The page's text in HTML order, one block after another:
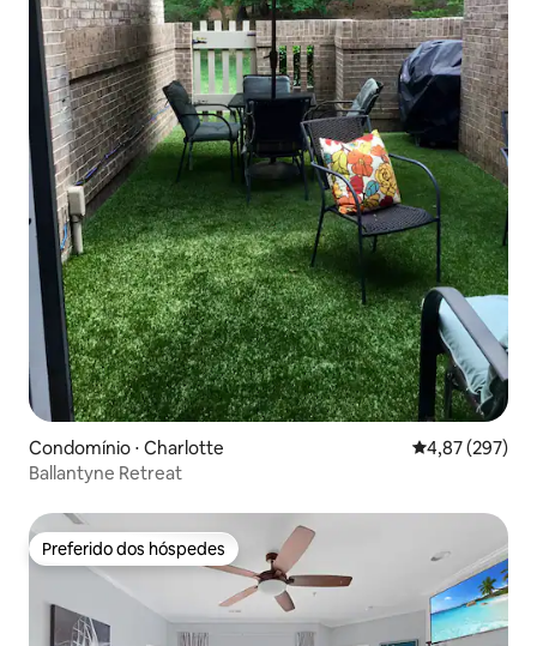
Condomínio ⋅ Charlotte 4,87 de uma
4,87 (297)
Ballantyne Retreat
Preferido dos hóspedes
Preferido dos hóspedes